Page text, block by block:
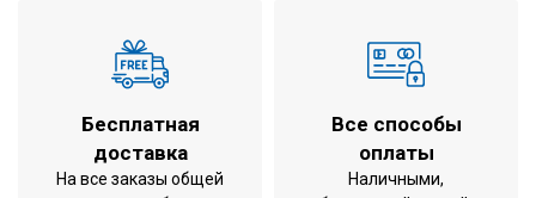
Теплопроизводительность
8,79 кВт
Минимальный уровень шума
36 дБ
Эффективность теплообмена
78 %
Эффективность теплообмена
Бесплатная
доставка
На все заказы общей
Все способы
оплаты
Наличными,